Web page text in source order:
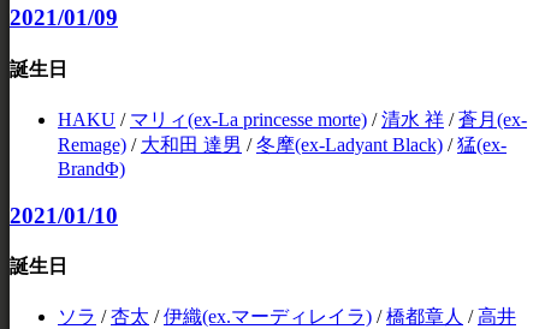
2021/01/09
誕生日
HAKU / マリィ(ex-La princesse morte) /清水 祥 /蒼月(ex-
Remage) / 大和田 達男 /冬摩(ex-Ladyant Black) /猛(ex-
BrandΦ)
2021/01/10
誕生日
ソラ /杏太 /伊織(ex.マーディレイラ) /橋都章人 /高井